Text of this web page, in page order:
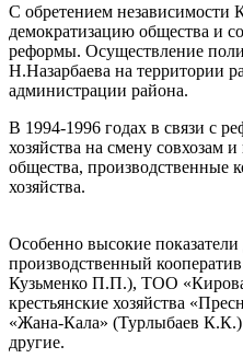
С обретением независимости
демократизацию общества и
реформы. Осуществление
Н.Назарбаева на территории
администрации района.
В 1994-1996 годах в связи с
хозяйства на смену совхозам
общества, производственные
Особенно высокие
производственный
Кузьменко П.П.), ТОО
крестьянские хозяйства
«Жана-Кала» (Турлыбаев
другие.